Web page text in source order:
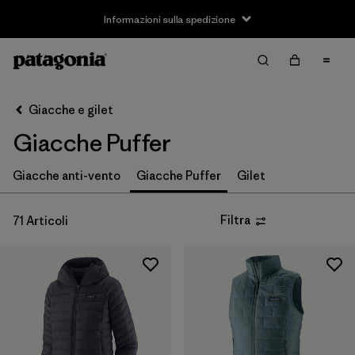
Informazioni sulla spedizione
Filtra per
Taglia
6-12m (4)
12-18m (4)
(4)
3 anni (4)
Giacche e gilet
Giacche Puffer
Giacche anti-vento Giacche Puffer Gilet
71 Articoli Filtra